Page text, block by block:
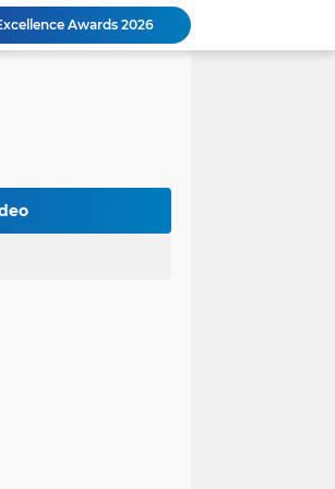
BNI Catat Fundamental Bisnis Kokoh di Bawah Danantara, Ditopang Pertumbuhan Kredit dan Kualitas Aset